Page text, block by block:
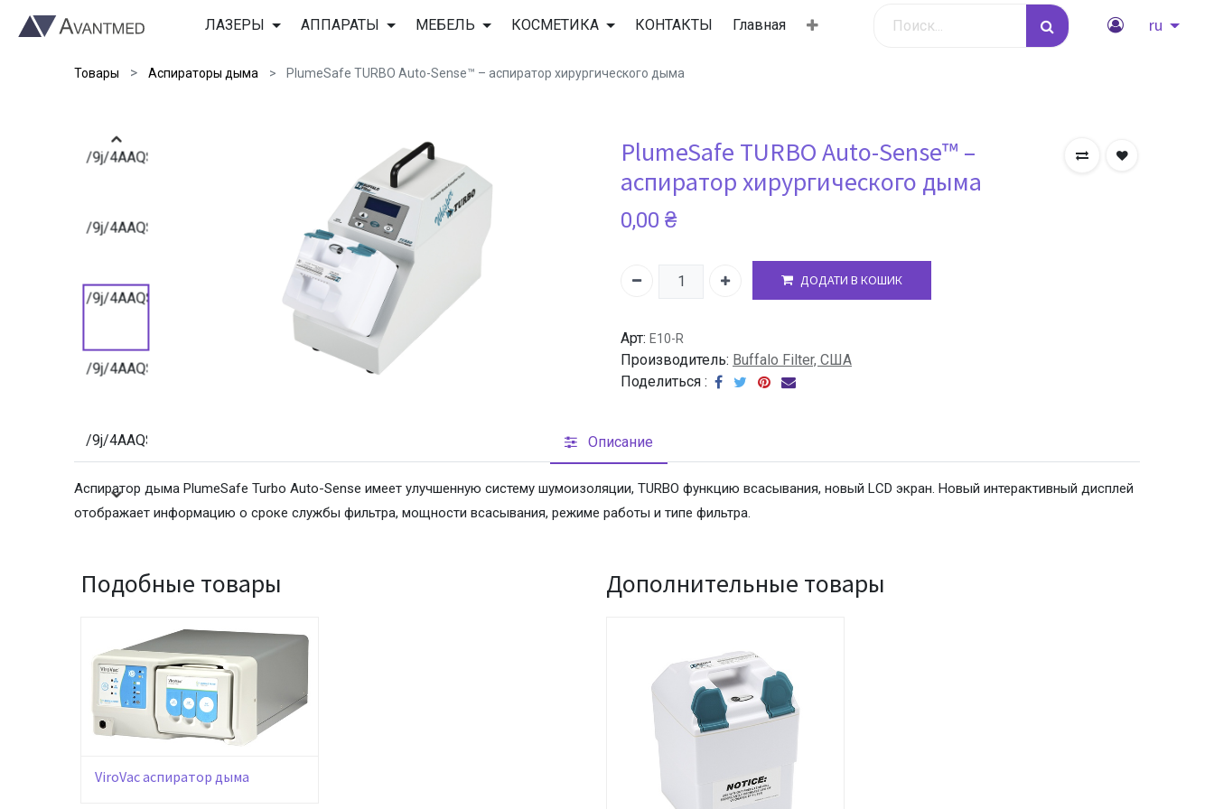
ЛАЗЕРЫ АППАРАТЫ МЕБЕЛЬ КОСМЕТИКА КОНТАКТЫ Главная ru
Товары Аспираторы дыма PlumeSafe TURBO Auto-Sense™ – аспиратор хирургического дыма
/9j/4AAQSkZJRgABAQAAAQABAAD/2wBDAAIBAQEBAQIBAQECAgICAgQDAgICAgUEBAMEBgUGBgYFBgYGBwkIBgcJBwYGCAsICQoKCgoKBggLDAsKDAkKCgr/
/9j/4AAQSkZJRgABAQAAAQABAAD/2wBDAAIBAQEBAQIBAQECAgICAgQDAgICAgUEBAMEBgUGBgYFBgYGBwkIBgcJBwYGCAsICQoKCgoKBggLDAsKDAkKCgr/
/9j/4AAQSkZJRgABAQAAAQABAAD/2wBDAAIBAQEBAQIBAQECAgICAgQDAgICAgUEBAMEBgUGBgYFBgYGBwkIBgcJBwYGCAsICQoKCgoKBggLDAsKDAkKCgr/
/9j/4AAQSkZJRgABAQAAAQABAAD/2wBDAAIBAQEBAQIBAQECAgICAgQDAgICAgUEBAMEBgUGBgYFBgYGBwkIBgcJBwYGCAsICQoKCgoKBggLDAsKDAkKCgr/
/9j/4AAQSkZJRgABAQAAAQABAAD/2wBDAAIBAQEBAQIBAQECAgICAgQDAgICAgUEBAMEBgUGBgYFBgYGBwkIBgcJBwYGCAsICQoKCgoKBggLDAsKDAkKCgr/
/9j/4AAQSkZJRgABAQAAAQABAAD/2wBDAAIBAQEBAQIBAQECAgICAgQDAgICAgUEBAMEBgUGBgYFBgYGBwkIBgcJBwYGCAsICQoKCgoKBggLDAsKDAkKCgr/
/9j/4AAQSkZJRgABAQAAAQABAAD/2wBDAAIBAQEBAQIBAQECAgICAgQDAgICAgUEBAMEBgUGBgYFBgYGBwkIBgcJBwYGCAsICQoKCgoKBggLDAsKDAkKCgr/
/9j/4AAQSkZJRgABAQAAAQABAAD/2wBDAAIBAQEBAQIBAQECAgICAgQDAgICAgUEBAMEBgUGBgYFBgYGBwkIBgcJBwYGCAsICQoKCgoKBggLDAsKDAkKCgr/
/9j/4AAQSkZJRgABAQAAAQABAAD/2wBDAAIBAQEBAQIBAQECAgICAgQDAgICAgUEBAMEBgUGBgYFBgYGBwkIBgcJBwYGCAsICQoKCgoKBggLDAsKDAkKCgr/
/9j/4AAQSkZJRgABAQAAAQABAAD/2wBDAAIBAQEBAQIBAQECAgICAgQDAgICAgUEBAMEBgUGBgYFBgYGBwkIBgcJBwYGCAsICQoKCgoKBggLDAsKDAkKCgr/
/9j/4AAQSkZJRgABAQAAAQABAAD/2wBDAAIBAQEBAQIBAQECAgICAgQDAgICAgUEBAMEBgUGBgYFBgYGBwkIBgcJBwYGCAsICQoKCgoKBggLDAsKDAkKCgr/
PlumeSafe TURBO Auto-Sense™ –
аспиратор хирургического дыма
0,00 ₴
ДОДАТИ В КОШИК
Арт: E10-R
Производитель: Buffalo Filter, США
Поделиться :
Описание
Аспиратор дыма PlumeSafe Turbo Auto-Sense имеет улучшенную систему шумоизоляции, TURBO функцию всасывания, новый LCD экран. Новый интерактивный дисплей
отображает информацию о сроке службы фильтра, мощности всасывания, режиме работы и типе фильтра.
Подобные товары
ViroVac аспиратор дыма
Дополнительные товары